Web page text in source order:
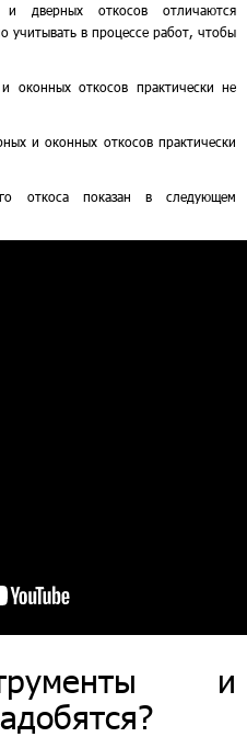
и дверных откосов отличаются
учитывать в процессе работ, чтобы
и оконных откосов практически
откоса показан в следующем
и